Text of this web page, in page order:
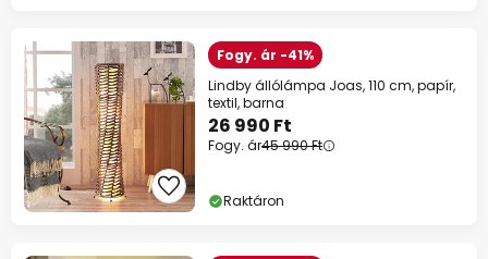
Fogy. ár -41%
Lindby állólámpa Joas, 110 cm, papír,
textil, barna
26 990 Ft
Fogy. ár45 990 Ft
Raktáron